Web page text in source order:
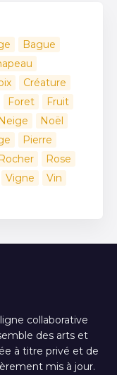
Bague
Créature
Foret
Fruit
Neige
Noël
Pierre
Rocher
Rose
Vigne
Vin
collaborative
des arts et
à titre privé et de
mis à jour.